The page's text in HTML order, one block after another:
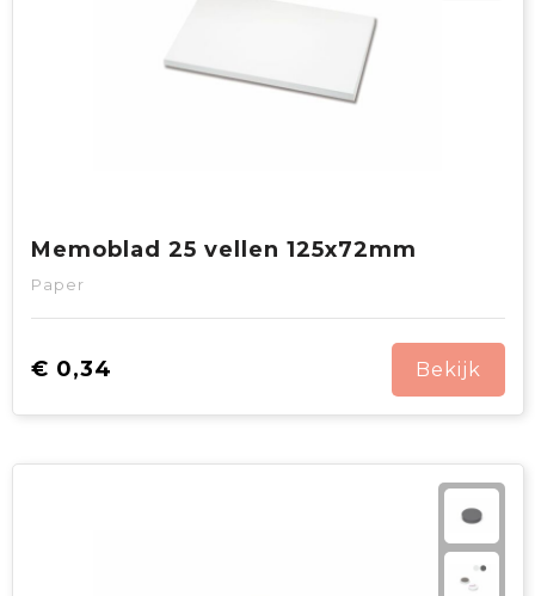
Memoblad 25 vellen 125x72mm
Paper
€ 0,34 Bekijk